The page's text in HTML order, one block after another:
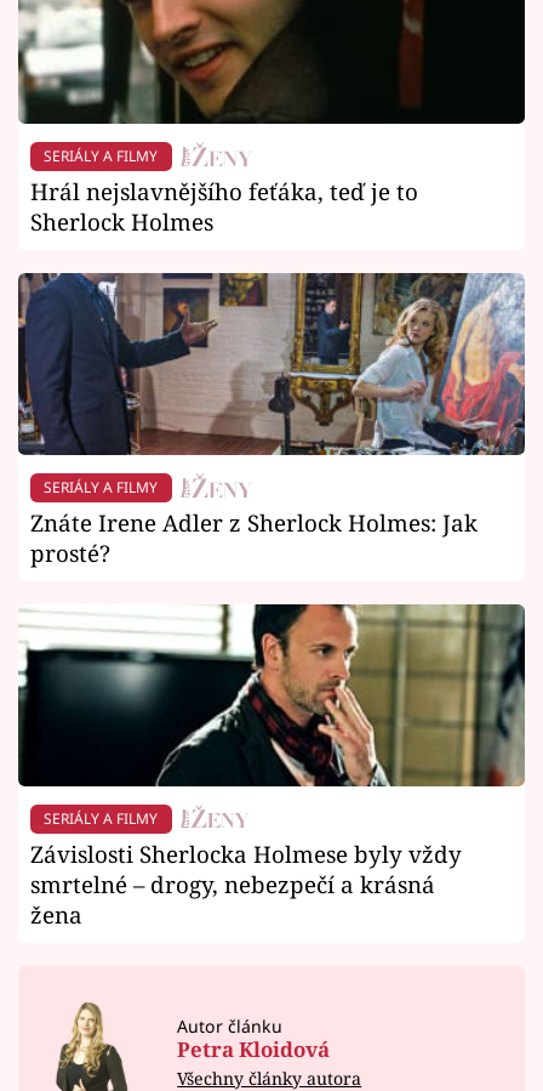
SERIÁLY A FILMY
Hrál nejslavnějšího feťáka, teď je to
Sherlock Holmes
SERIÁLY A FILMY
Znáte Irene Adler z Sherlock Holmes: Jak
prosté?
SERIÁLY A FILMY
Závislosti Sherlocka Holmese byly vždy
smrtelné – drogy, nebezpečí a krásná
žena
Autor článku
Petra Kloidová
Všechny články autora